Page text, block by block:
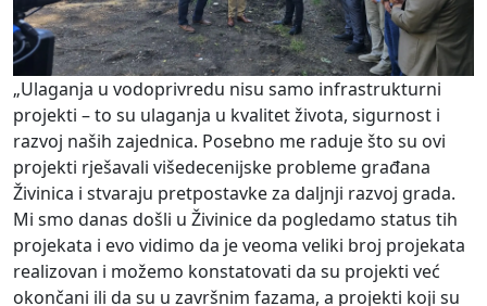
„Ulaganja u vodoprivredu nisu samo infrastrukturni
projekti – to su ulaganja u kvalitet života, sigurnost i
razvoj naših zajednica. Posebno me raduje što su ovi
projekti rješavali višedecenijske probleme građana
Živinica i stvaraju pretpostavke za daljnji razvoj grada.
Mi smo danas došli u Živinice da pogledamo status tih
projekata i evo vidimo da je veoma veliki broj projekata
realizovan i možemo konstatovati da su projekti već
okončani ili da su u završnim fazama, a projekti koji su